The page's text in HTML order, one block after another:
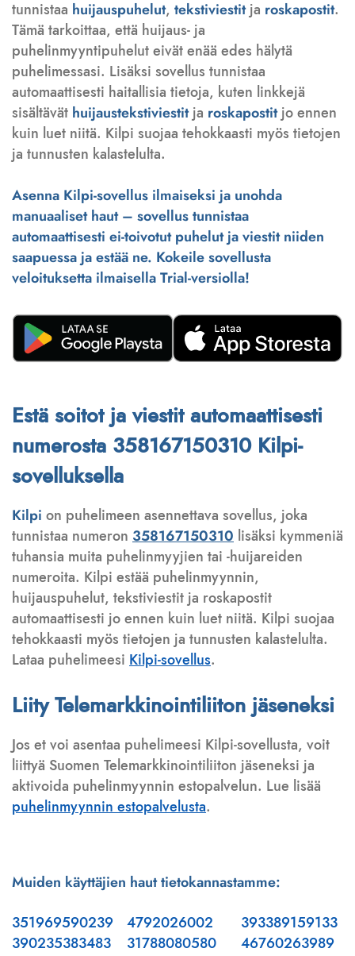
tunnistaa huijauspuhelut, tekstiviestitja roskapostit.
Tämä tarkoittaa, että huijaus- ja
puhelinmyyntipuhelut eivät enää edes hälytä
puhelimessasi. Lisäksi sovellus tunnistaa
automaattisesti haitallisia tietoja, kuten linkkejä
sisältävät huijaustekstiviestitja roskapostitjo ennen
kuin luet niitä. Kilpi suojaa tehokkaasti myös tietojen
ja tunnusten kalastelulta.
Asenna Kilpi-sovellus ilmaiseksi ja unohda
manuaaliset haut – sovellus tunnistaa
automaattisesti ei-toivotut puhelut ja viestit niiden
saapuessa ja estää ne. Kokeile sovellusta
veloituksetta ilmaisella Trial-versiolla!
Estä soitot ja viestit automaattisesti
numerosta 358167150310 Kilpi-
sovelluksella
Kilpi on puhelimeen asennettava sovellus, joka
tunnistaa numeron 358167150310 lisäksi kymmeniä
tuhansia muita puhelinmyyjien tai -huijareiden
numeroita. Kilpi estää puhelinmyynnin,
huijauspuhelut, tekstiviestit ja roskapostit
automaattisesti jo ennen kuin luet niitä. Kilpi suojaa
tehokkaasti myös tietojen ja tunnusten kalastelulta.
Lataa puhelimeesi Kilpi-sovellus.
Liity Telemarkkinointiliiton jäseneksi
Jos et voi asentaa puhelimeesi Kilpi-sovellusta, voit
liittyä Suomen Telemarkkinointiliiton jäseneksi ja
aktivoida puhelinmyynnin estopalvelun. Lue lisää
puhelinmyynnin estopalvelusta.
Muiden käyttäjien haut tietokannastamme:
351969590239
390235383483
4792026002
31788080580
393389159133
46760263989